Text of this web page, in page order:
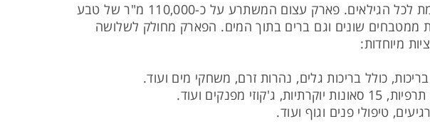
כחצי שעה נסיעה מורשה ממוקם פארק הנופש סנטאגו המציע חופשה משפחתית מושלמת לכל הגילאים. פארק עצום המשתרע על כ-110,000 מ"ר של טבע
ממטבחים שונים וגם ברים בתוך המים. הפארק מחולק לשלושה
מיוחדות:
טיפולי פנים וגוף ועוד.